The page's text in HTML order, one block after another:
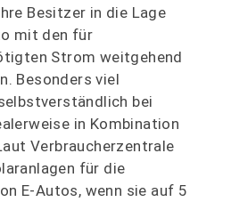
Besitzer in die Lage
mit den für
Strom weitgehend
Besonders viel
bei
in Kombination
Verbraucherzentrale
für die
E-Autos, wenn sie auf 5